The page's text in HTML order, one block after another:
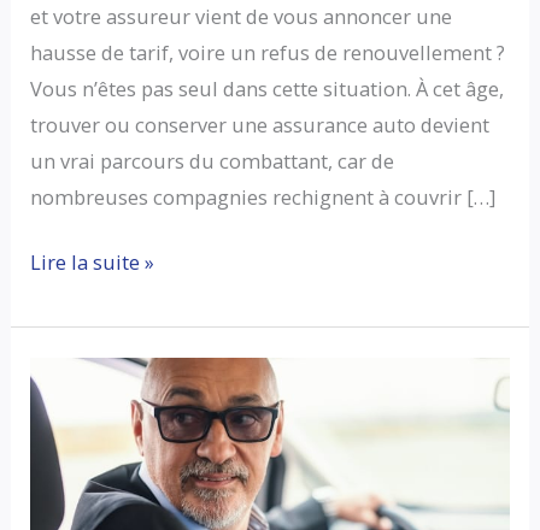
et votre assureur vient de vous annoncer une
hausse de tarif, voire un refus de renouvellement ?
Vous n’êtes pas seul dans cette situation. À cet âge,
trouver ou conserver une assurance auto devient
un vrai parcours du combattant, car de
nombreuses compagnies rechignent à couvrir […]
Assurance
pour
les
plus
de
ans
Lire la suite »